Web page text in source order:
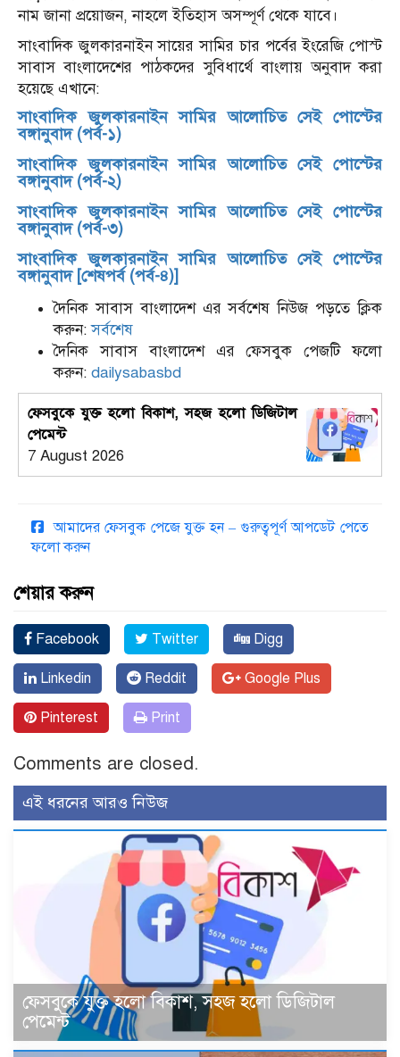
নাম জানা প্রয়োজন, নাহলে ইতিহাস অসম্পূর্ণ থেকে যাবে।
সাংবাদিক জুলকারনাইন সায়ের সামির চার পর্বের ইংরেজি পোস্ট
সাবাস বাংলাদেশের পাঠকদের সুবিধার্থে বাংলায় অনুবাদ করা
হয়েছে এখানে:
সাংবাদিক জুলকারনাইন সামির আলোচিত সেই পোস্টের
বঙ্গানুবাদ (পর্ব-১)
সাংবাদিক জুলকারনাইন সামির আলোচিত সেই পোস্টের
বঙ্গানুবাদ (পর্ব-২)
সাংবাদিক জুলকারনাইন সামির আলোচিত সেই পোস্টের
বঙ্গানুবাদ (পর্ব-৩)
সাংবাদিক জুলকারনাইন সামির আলোচিত সেই পোস্টের
বঙ্গানুবাদ [শেষপর্ব (পর্ব-৪)]
দৈনিক সাবাস বাংলাদেশ এর সর্বশেষ নিউজ পড়তে ক্লিক
করুন:সর্বশেষ
দৈনিক সাবাস বাংলাদেশ এর ফেসবুক পেজটি ফলো
করুন: dailysabasbd
ফেসবুকে যুক্ত হলো বিকাশ, সহজ হলো ডিজিটাল
পেমেন্ট
7 August 2026
আমাদের ফেসবুক পেজে যুক্ত হন – গুরুত্বপূর্ণ আপডেট পেতে
ফলো করুন
শেয়ার করুন
Facebook Twitter Digg
Linkedin Reddit Google Plus
Pinterest Print
Comments are closed.
এই ধরনের আরও নিউজ
ফেসবুকে যুক্ত হলো বিকাশ, সহজ হলো ডিজিটাল
পেমেন্ট